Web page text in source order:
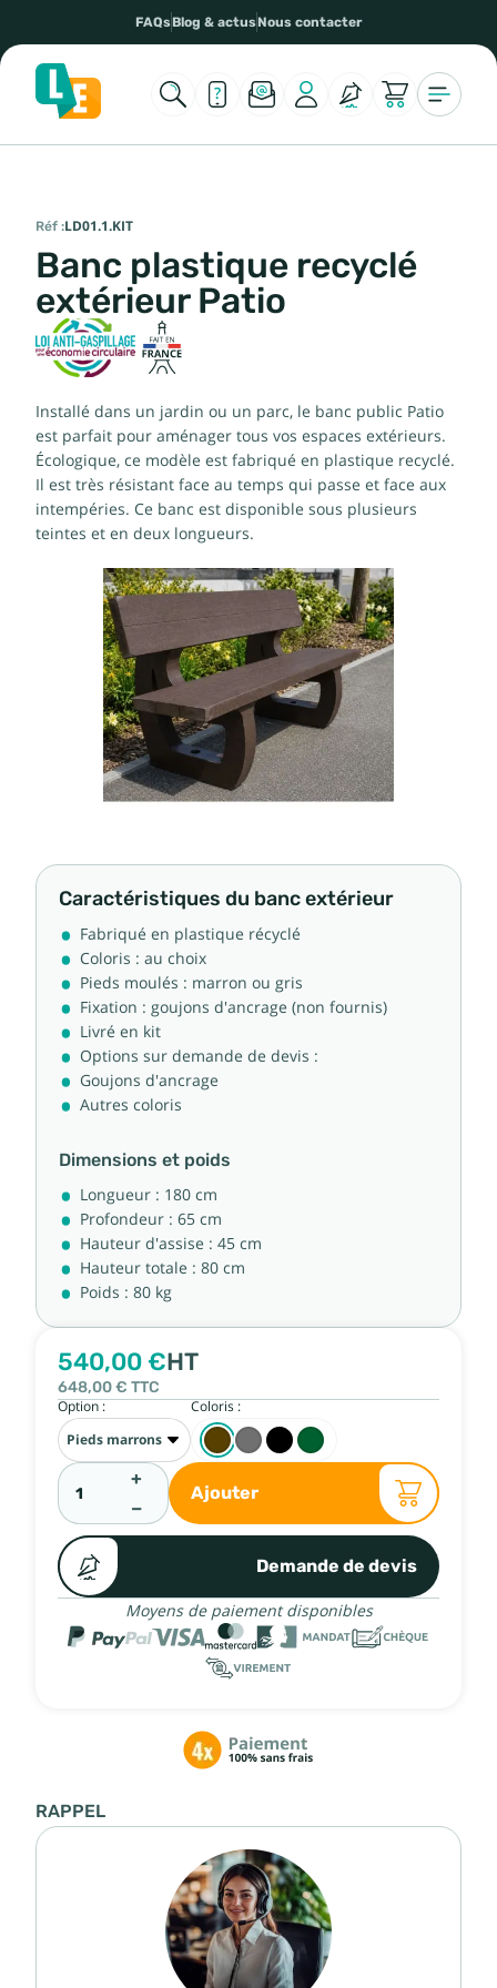
FAQsBlog & actusNous contacter
Réf :LD01.1.KIT
Banc plastique recyclé
extérieur Patio
Installé dans un jardin ou un parc, le banc public Patio
est parfait pour aménager tous vos espaces extérieurs.
Écologique, ce modèle est fabriqué en plastique recyclé.
Il est très résistant face au temps qui passe et face aux
intempéries. Ce banc est disponible sous plusieurs
teintes et en deux longueurs.
Caractéristiques du banc extérieur
Fabriqué en plastique récyclé
Coloris : au choix
Pieds moulés : marron ou gris
Fixation : goujons d'ancrage (non fournis)
Livré en kit
Options sur demande de devis :
Goujons d'ancrage
Autres coloris
Dimensions et poids
Longueur : 180 cm
Profondeur : 65 cm
Hauteur d'assise : 45 cm
Hauteur totale : 80 cm
Poids : 80 kg
540,00 €HT
648,00 € TTC
Option : Coloris :
+
−
Ajouter
Demande de devis
Moyens de paiement disponibles
RAPPEL